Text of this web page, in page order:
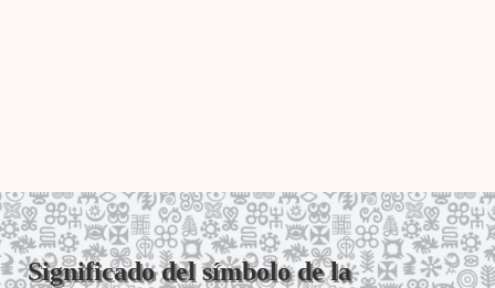
Significado del símbolo de la